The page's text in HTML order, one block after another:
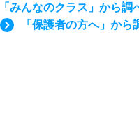
「みんなのクラス」から調
「保護者の方へ」から